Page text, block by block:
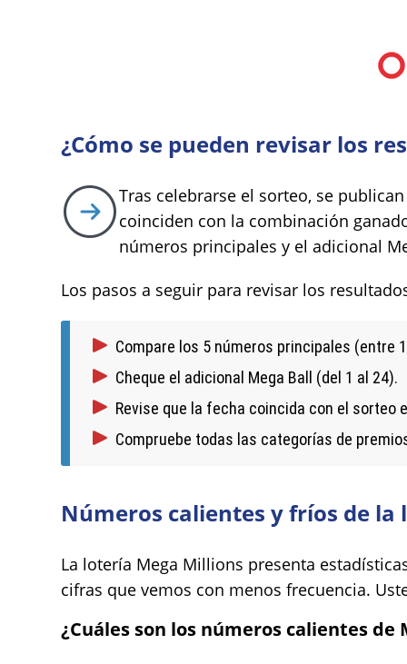
¿Cómo se pueden revisar los
Tras celebrarse el sorteo, se
coinciden con la combinación
números principales y el adicional
Los pasos a seguir para revisar los
Compare los 5 números principales (entre
Cheque el adicional Mega Ball (del 1 al 24).
Revise que la fecha coincida con el sorteo
Compruebe todas las categorías de
Números calientes y fríos de
La lotería Mega Millions presenta
cifras que vemos con menos frecuencia.
¿Cuáles son los números calientes de